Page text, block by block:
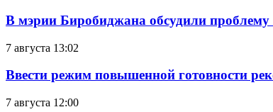
В мэрии Биробиджана обсудили проблему
7 августа 13:02
Ввести режим повышенной готовности
7 августа 12:00